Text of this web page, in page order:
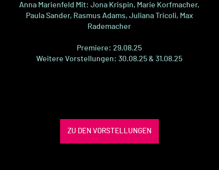
Anna Marienfeld Mit: Jona Krispin, Marie Korfmacher,
Paula Sander, Rasmus Adams, Juliana Tricoli, Max
Rademacher
Premiere: 29.08.25
Weitere Vorstellungen: 30.08.25 & 31.08.25
ZU DEN VORSTELLUNGEN